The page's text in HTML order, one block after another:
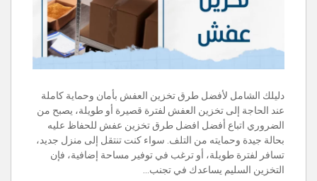
دليلك الشامل لأفضل طرق تخزين العفش بأمان وحماية كاملة
عند الحاجة إلى تخزين العفش لفترة قصيرة أو طويلة، يصبح من
الضروري اتباع أفضل افضل طرق تخزين عفش للحفاظ عليه
بحالة جيدة وحمايته من التلف. سواء كنت تنتقل إلى منزل جديد،
تسافر لفترة طويلة، أو ترغب في توفير مساحة إضافية، فإن
التخزين السليم يساعدك في تجنب…